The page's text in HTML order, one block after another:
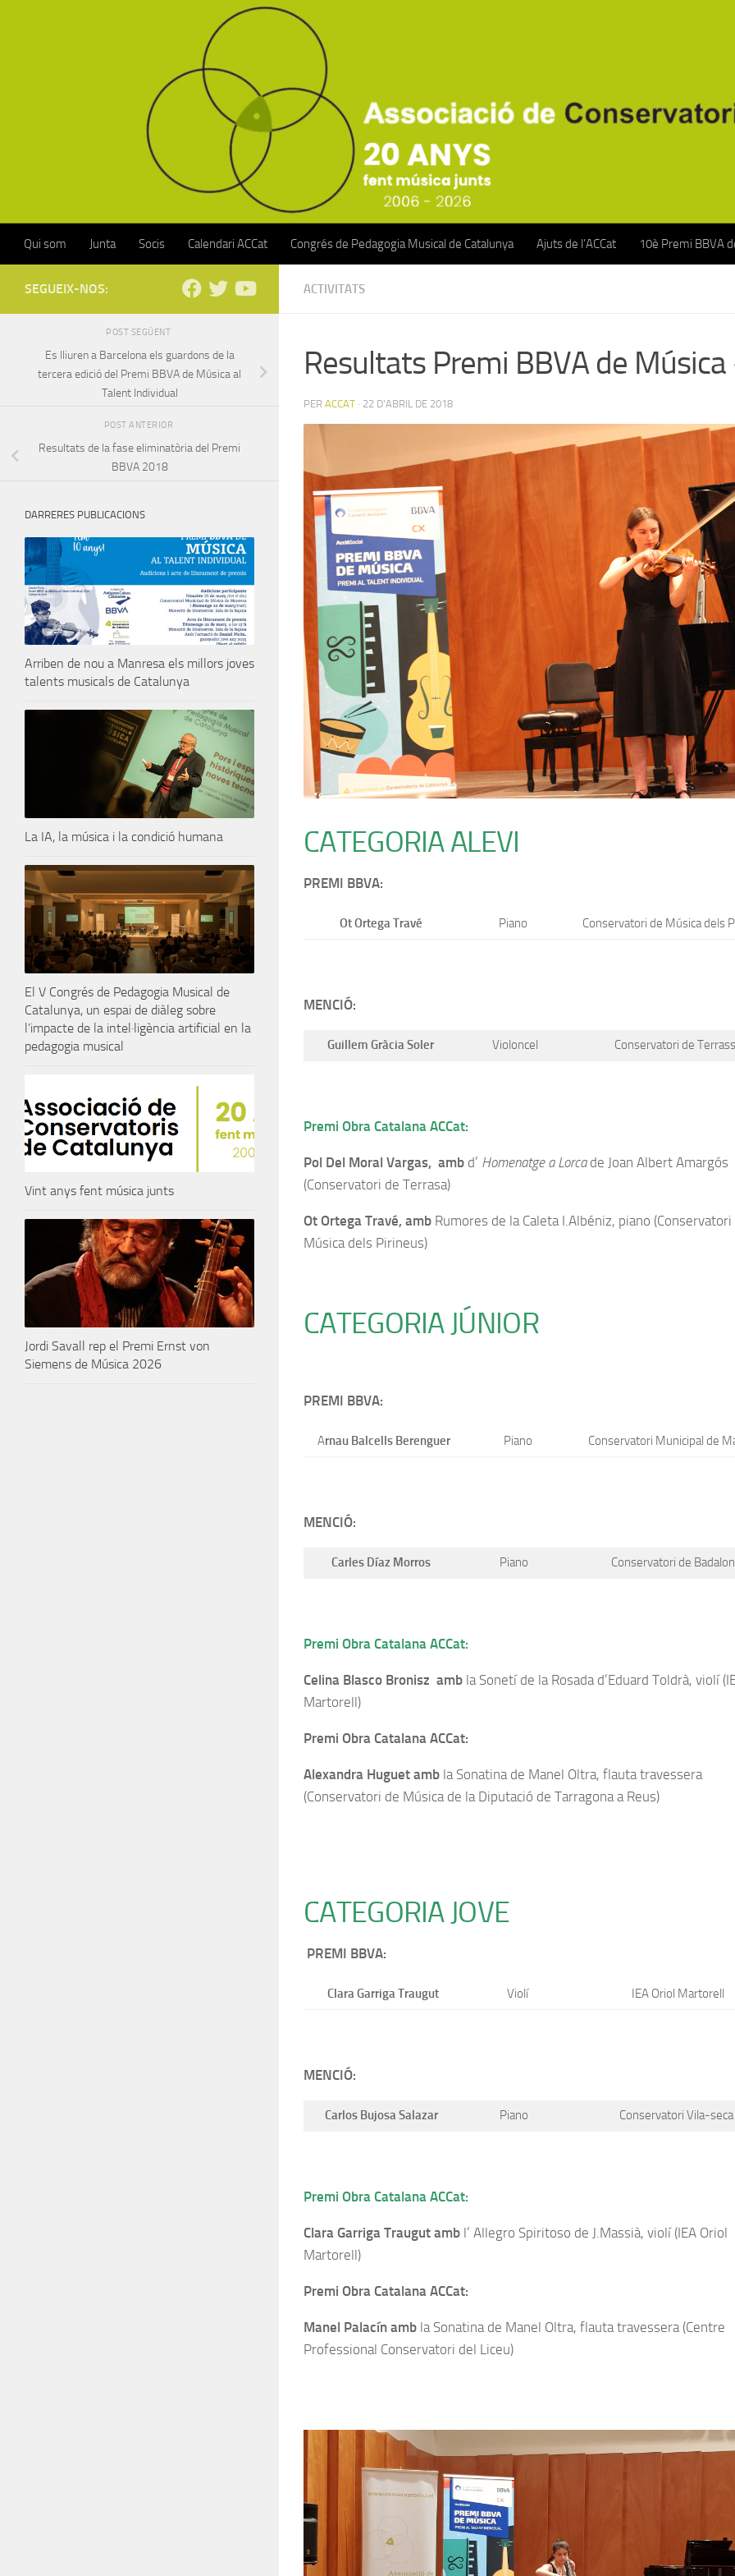
Qui som Junta Socis Calendari ACCat Congrés de Pedagogia Musical de Catalunya Ajuts de l’ACCat 10è Premi BBVA
ACTIVITATS
Resultats Premi BBVA de
PER ACCAT · 22 D'ABRIL DE 2018
CATEGORIA ALEVI
PREMI BBVA:
Ot Ortega Travé Piano Conservatori de Música dels
MENCIÓ:
Guillem Gràcia Soler Violoncel Conservatori de
Premi Obra Catalana ACCat:
Pol Del Moral Vargas, amb d’ Homenatge a Lorcade Joan Albert Amargós
(Conservatori de Terrasa)
Ot Ortega Travé, amb Rumores de la Caleta I.Albéniz, piano (Conservatori
Música dels Pirineus)
CATEGORIA JÚNIOR
PREMI BBVA:
Arnau Balcells Berenguer Piano Conservatori Municipal de
MENCIÓ:
Carles Díaz Morros Piano Conservatori de
Premi Obra Catalana ACCat:
Celina Blasco Bronisz amb la Sonetí de la Rosada d’Eduard Toldrà, violí
Martorell)
Premi Obra Catalana ACCat:
Alexandra Huguet amb la Sonatina de Manel Oltra, flauta travessera
(Conservatori de Música de la Diputació de Tarragona a Reus)
CATEGORIA JOVE
PREMI BBVA:
Clara Garriga Traugut Violí IEA Oriol Martorell
MENCIÓ:
Carlos Bujosa Salazar Piano Conservatori Vila-seca
Premi Obra Catalana ACCat:
Clara Garriga Traugut amb l’ Allegro Spiritoso de J.Massià, violí (IEA Oriol
Martorell)
Premi Obra Catalana ACCat:
Manel Palacín amb la Sonatina de Manel Oltra, flauta travessera (Centre
Professional Conservatori del Liceu)
SEGUEIX-NOS:
POST SEGÜENT
Es lliuren a Barcelona els guardons de la
tercera edició del Premi BBVA de Música al
Talent Individual
POST ANTERIOR
Resultats de la fase eliminatòria del Premi
BBVA 2018
DARRERES PUBLICACIONS
Arriben de nou a Manresa els millors joves
talents musicals de Catalunya
La IA, la música i la condició humana
El V Congrés de Pedagogia Musical de
Catalunya, un espai de diàleg sobre
l’impacte de la intel·ligència artificial en la
pedagogia musical
Vint anys fent música junts
Jordi Savall rep el Premi Ernst von
Siemens de Música 2026